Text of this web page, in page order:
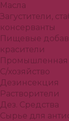
Масла
Загустители,
консерванты
Пищевые
красители
Промышленная
С/хозяйство
Дезинсекция
Растворители
Дез. Средства
Сырье для